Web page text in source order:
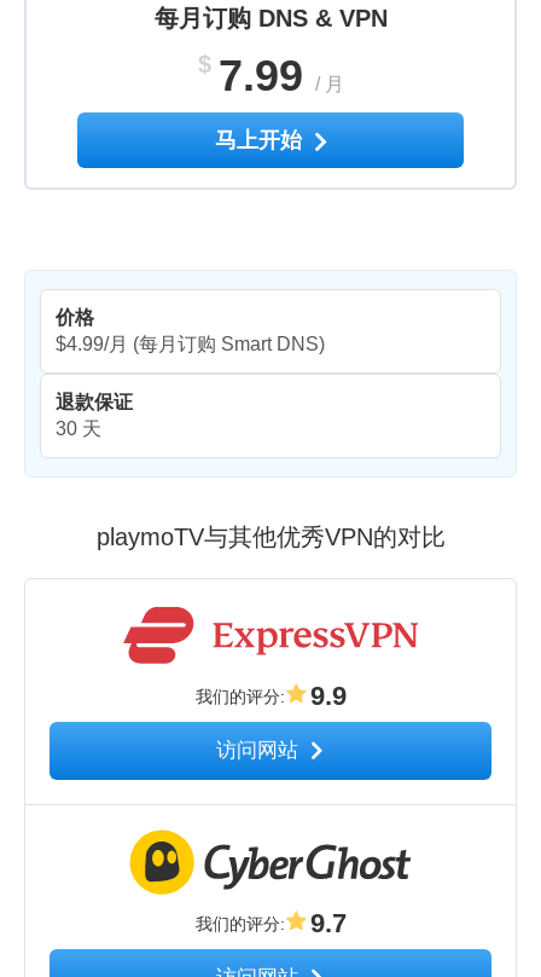
每月订购 DNS & VPN
$ 7.99 / 月
马上开始
价格
$4.99/月 (每月订购 Smart DNS)
退款保证
30 天
playmoTV与其他优秀VPN的对比
我们的评分: 9.9
访问网站
我们的评分: 9.7